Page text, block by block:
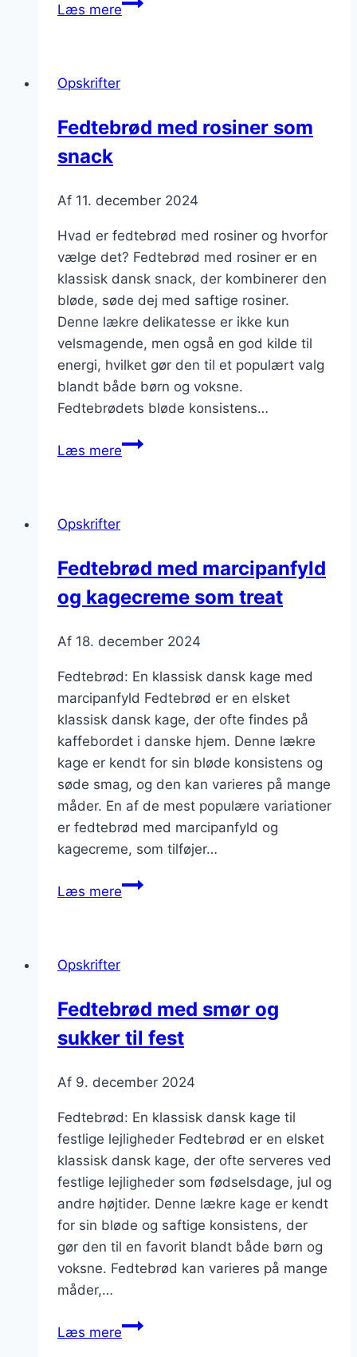
Læs mere
Opskrifter
Fedtebrød med rosiner som
snack
Af 11. december 2024
Hvad er fedtebrød med rosiner og hvorfor
vælge det? Fedtebrød med rosiner er en
klassisk dansk snack, der kombinerer den
bløde, søde dej med saftige rosiner.
Denne lækre delikatesse er ikke kun
velsmagende, men også en god kilde til
energi, hvilket gør den til et populært valg
blandt både børn og voksne.
Fedtebrødets bløde konsistens…
Læs mereFedtebrød
Opskrifter
Fedtebrød med marcipanfyld
og kagecreme som treat
Af 18. december 2024
Fedtebrød: En klassisk dansk kage med
marcipanfyld Fedtebrød er en elsket
klassisk dansk kage, der ofte findes på
kaffebordet i danske hjem. Denne lækre
kage er kendt for sin bløde konsistens og
søde smag, og den kan varieres på mange
måder. En af de mest populære variationer
er fedtebrød med marcipanfyld og
kagecreme, som tilføjer…
Læs mereFedtebrød
treat
Opskrifter
Fedtebrød med smør og
sukker til fest
Af 9. december 2024
Fedtebrød: En klassisk dansk kage til
festlige lejligheder Fedtebrød er en elsket
klassisk dansk kage, der ofte serveres ved
festlige lejligheder som fødselsdage, jul og
andre højtider. Denne lækre kage er kendt
for sin bløde og saftige konsistens, der
gør den til en favorit blandt både børn og
voksne. Fedtebrød kan varieres på mange
måder,…
Læs mereFedtebrød